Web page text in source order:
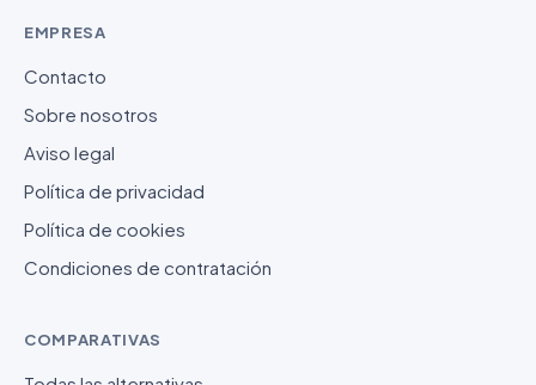
EMPRESA
Contacto
Sobre nosotros
Aviso legal
Política de privacidad
Política de cookies
Condiciones de contratación
COMPARATIVAS